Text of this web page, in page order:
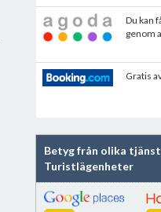
Du kan
genom
Gratis
Betyg från olika
Turistlägenheter